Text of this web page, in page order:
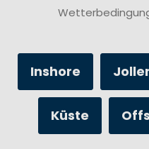
Inshore
Küste